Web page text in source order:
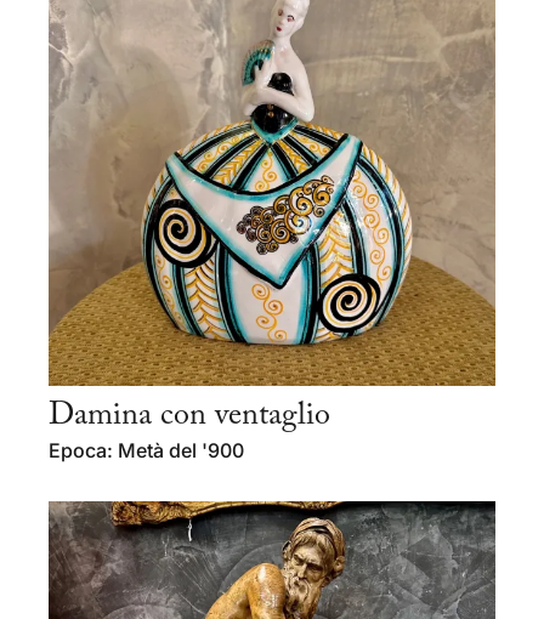
Damina con ventaglio
Epoca: Metà del '900